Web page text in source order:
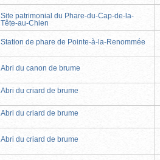
Site patrimonial du Phare-du-Cap-de-la-
Tête-au-Chien
Station de phare de Pointe-à-la-Renommée
Abri du canon de brume
Abri du criard de brume
Abri du criard de brume
Abri du criard de brume